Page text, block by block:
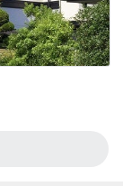
Land」P